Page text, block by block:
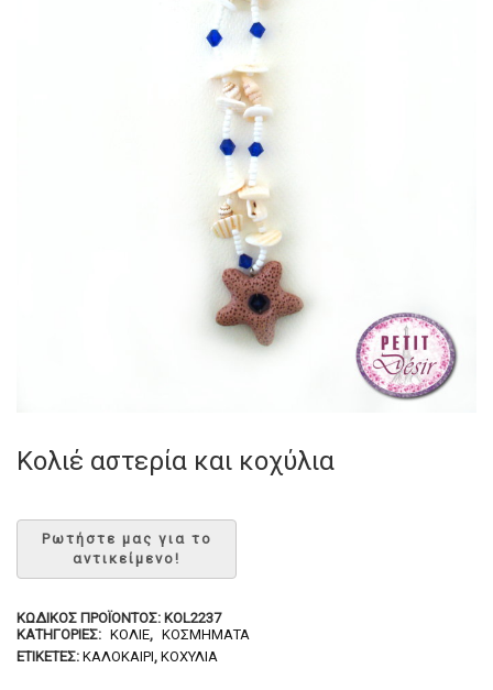
Κολιέ αστερία και κοχύλια
ΚΩΔΙΚΌΣ ΠΡΟΪΌΝΤΟΣ: KOL2237
ΚΑΤΗΓΟΡΊΕΣ: ΚΟΛΙΈ, ΚΟΣΜΉΜΑΤΑ
ΕΤΙΚΈΤΕΣ: ΚΑΛΟΚΑΊΡΙ, ΚΟΧΎΛΙΑ